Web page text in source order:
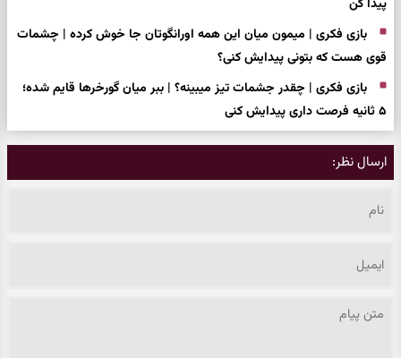
پیدا کن
بازی فکری | میمون میان این همه اورانگوتان جا خوش کرده | چشمات
قوی هست که بتونی پیدایش کنی؟
بازی فکری | چقدر جشمات تیز میبینه؟ | ببر میان گورخرها قایم شده؛
۵ ثانیه فرصت داری پیدایش کنی
ارسال نظر: